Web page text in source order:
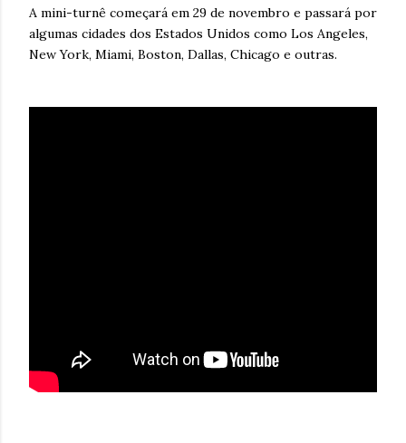
A mini-turnê começará em 29 de novembro e passará por
algumas cidades dos Estados Unidos como Los Angeles,
New York, Miami, Boston, Dallas, Chicago e outras.